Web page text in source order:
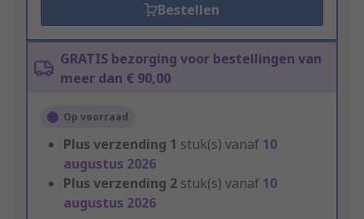
Bestellen
GRATIS bezorging voor bestellingen van
meer dan € 90,00
Op voorraad
Plus verzending 1 stuk(s) vanaf 10
augustus 2026
Plus verzending 2 stuk(s) vanaf 10
augustus 2026